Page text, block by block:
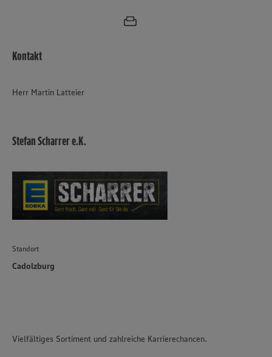
Kontakt
Herr Martin Latteier
Stefan Scharrer e.K.
Standort
Cadolzburg
Vielfältiges Sortiment und zahlreiche Karrierechancen.